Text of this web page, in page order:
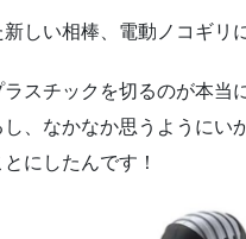
しい相棒、電動ノコギリ
スチックを切るのが本当
、なかなか思うようにい
にしたんです！